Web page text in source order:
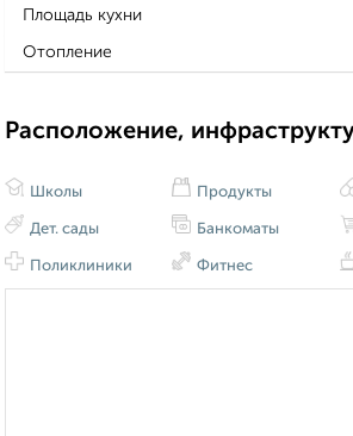
Площадь кухни
Отопление
Расположение,
Школы
Дет. сады
Поликлиники
Продукты
Банкоматы
Фитнес